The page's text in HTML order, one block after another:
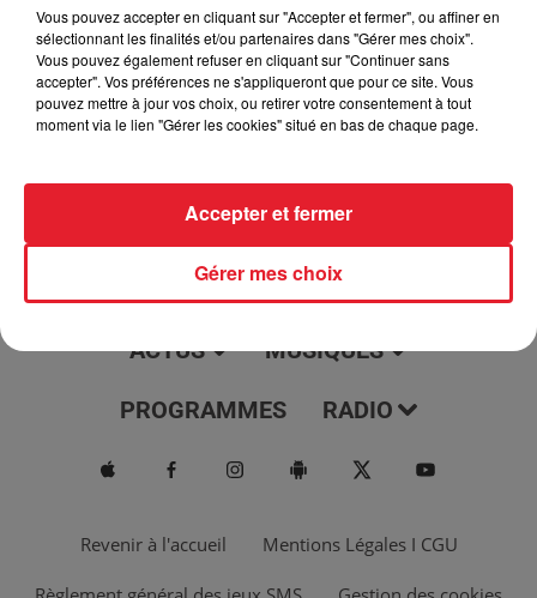
Aline et Laura pour vous réveiller sur Urban hit. Au
programme : le jeu des 30 secondes chrono, le sondage du
jour, l'info moulaga, le saviez-vous...
ACTUS MUSIQUES
PROGRAMMES RADIO
Revenir à l'accueil Mentions Légales I CGU
Vous pouvez accepter en cliquant sur "Accepter et fermer", ou affiner en
sélectionnant les finalités et/ou partenaires dans "Gérer mes choix".
Vous pouvez également refuser en cliquant sur "Continuer sans
accepter". Vos préférences ne s'appliqueront que pour ce site. Vous
pouvez mettre à jour vos choix, ou retirer votre consentement à tout
moment via le lien "Gérer les cookies" situé en bas de chaque page.
Gérer mes choix
Accepter et fermer